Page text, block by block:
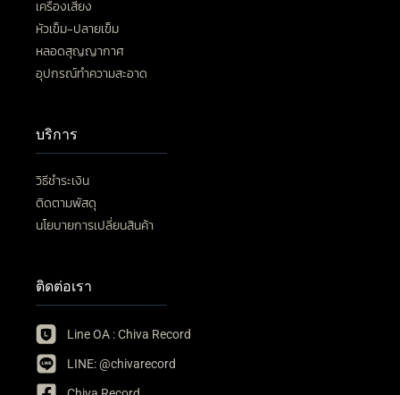
เครื่องเสียง
หัวเข็ม-ปลายเข็ม
หลอดสุญญากาศ
อุปกรณ์ทำความสะอาด
บริการ
วิธีชำระเงิน
ติดตามพัสดุ
นโยบายการเปลี่ยนสินค้า
ติดต่อเรา
Line OA : Chiva Record
LINE: @chivarecord